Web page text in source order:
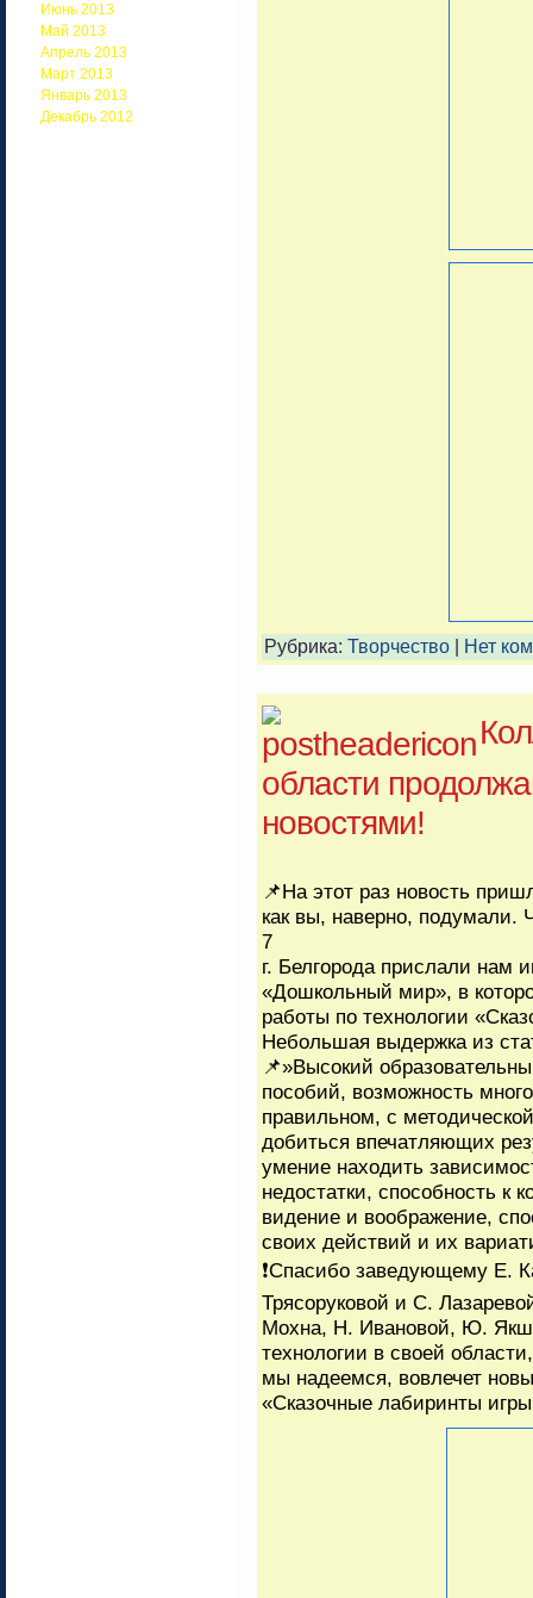
Июнь 2013
Май 2013
Апрель 2013
Март 2013
Январь 2013
Декабрь 2012
Рубрика: Творчество Нет
области
новостями!
📌На этот раз новость
как вы, наверно, подумали.
7
г. Белгорода прислали нам
«Дошкольный мир», в
работы по технологии
Небольшая выдержка из
📌»Высокий
пособий, возможность
правильном, с
добиться впечатляющих
умение находить
недостатки, способность к
видение и воображение,
своих действий и их
❗Спасибо заведующему Е.
Трясоруковой и С.
Мохна, Н. Ивановой, Ю.
технологии в своей
мы надеемся, вовлечет
«Сказочные лабиринты